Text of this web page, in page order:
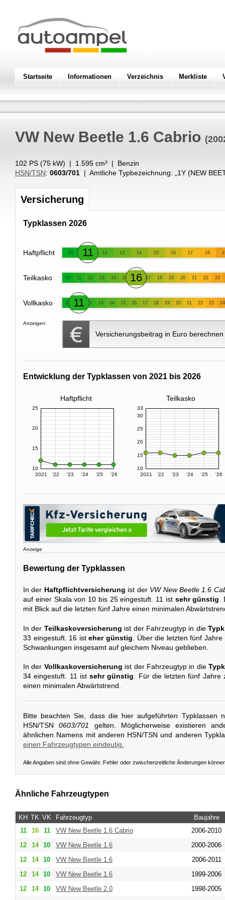
Startseite Informationen Verzeichnis Merkliste
VW New Beetle 1.6 Cabrio
102 PS (75 kW) | 1.595 cm³ | Benzin
HSN/TSN: 0603/701 | Amtliche Typbezeichnung: „ 1Y (NEW
Versicherung
Typklassen 2026
Haftpflicht 10 11 12 13 14 15 16 17 18
Teilkasko 10 11 12 13 14 15 16 17 18 19 20 21 22 23
Vollkasko 10 11 12 13 14 15 16 17 18 19 20 21 22 23 24
Anzeigen:
Versicherungsbeitrag in Euro berechnen
Entwicklung der Typklassen von 2021 bis 2026
Haftpflicht Teilkasko
2021 '22 '23 '24 '25 '26
10
15
20
25
2021 '22 '23 '24 '25 '26
10
15
20
25
30
33
Anzeige
Bewertung der Typklassen
In der Haftpflichtversicherung ist der VW New Beetle 1.6
auf einer Skala von 10 bis 25 eingestuft. 11 ist sehr günstig
mit Blick auf die letzten fünf Jahre einen minimalen
In der Teilkaskoversicherung ist der Fahrzeugtyp in die
33 eingestuft. 16 isteher günstig . Über die letzten fünf
Schwankungen insgesamt auf gleichem Niveau geblieben.
In der Vollkaskoversicherung ist der Fahrzeugtyp in die
34 eingestuft. 11 istsehr günstig. Für die letzten fünf Jahre
einen minimalen Abwärtstrend.
Bitte beachten Sie, dass die hier aufgeführten Typklassen
HSN/TSN0603/701
gelten. Möglicherweise existieren
ähnlichen Namens mit anderen HSN/TSN und anderen
einen Fahrzeugtypen eindeutig.
Alle Angaben sind ohne Gewähr. Fehler oder zwischenzeitliche Änderungen
Ähnliche Fahrzeugtypen
KH TK VK Fahrzeugtyp
Baujahre
11
16 11 VW New Beetle 1.6 Cabrio
2006-2010
12
14 10 VW New Beetle 1.6
2000-2006
12
14 10 VW New Beetle 1.6
2006-2011
12
14 10 VW New Beetle 1.6
1999-2006
12
14 10 VW New Beetle 2.0
1998-2005